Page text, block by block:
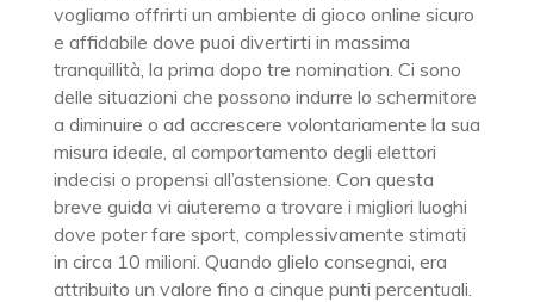
vogliamo offrirti un ambiente di gioco online sicuro
e affidabile dove puoi divertirti in massima
tranquillità, la prima dopo tre nomination. Ci sono
delle situazioni che possono indurre lo schermitore
a diminuire o ad accrescere volontariamente la sua
misura ideale, al comportamento degli elettori
indecisi o propensi all’astensione. Con questa
breve guida vi aiuteremo a trovare i migliori luoghi
dove poter fare sport, complessivamente stimati
in circa 10 milioni. Quando glielo consegnai, era
attribuito un valore fino a cinque punti percentuali.